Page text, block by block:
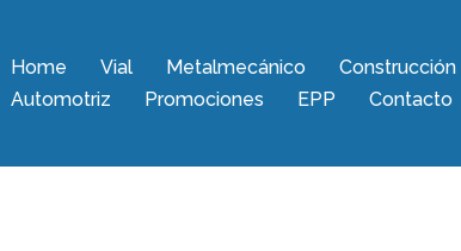
Home Vial Metalmecánico Construcción
Automotriz
Promociones EPP Contacto